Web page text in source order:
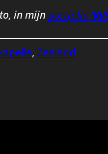
in mijn portfolio ‘
, Zeeland